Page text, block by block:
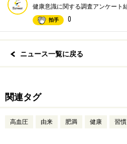
健康意識に関する調査アンケート
拍手 0
ニュース一覧に戻る
関連タグ
高血圧 由来 肥満 健康 習慣